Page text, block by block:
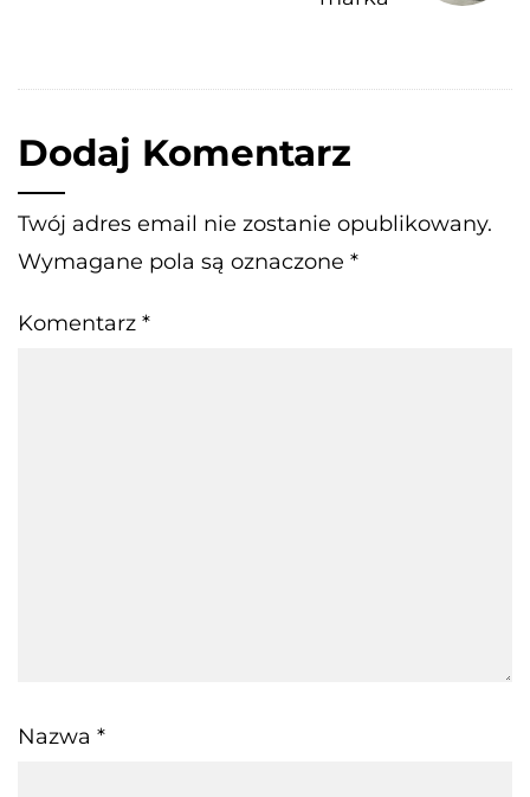
Dodaj Komentarz
Twój adres email nie zostanie opublikowany.
Wymagane pola są oznaczone *
Komentarz *
Nazwa *